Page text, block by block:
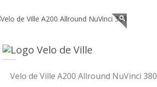
Velo de Ville A200 Allround NuVinci 380